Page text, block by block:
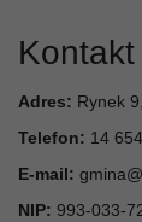
Kontakt
Adres: Rynek
Telefon: 14
E-mail:
NIP: 993-033-